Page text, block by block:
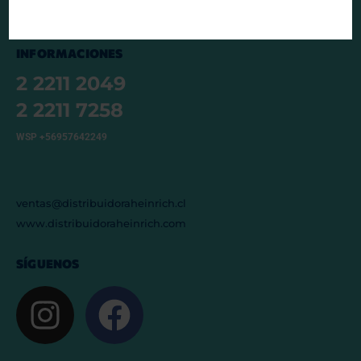
INFORMACIONES
2 2211 2049
2 2211 7258
WSP +56957642249
ventas@distribuidoraheinrich.cl
www.distribuidoraheinrich.com
SÍGUENOS